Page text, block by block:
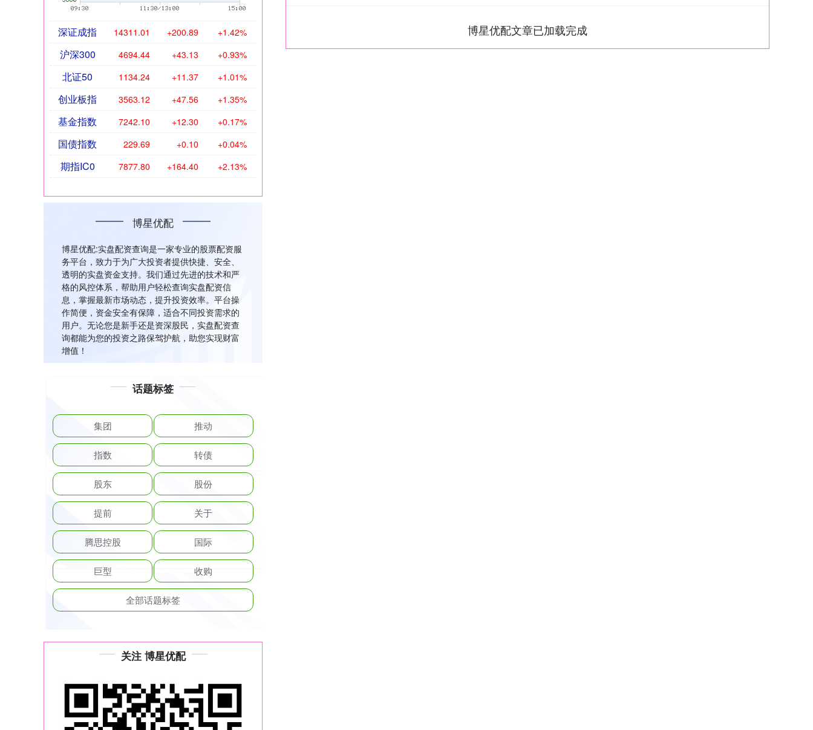
博星优配文章已加载完成
深证成指 14311.01 +200.89 +1.42%
沪深300 4694.44 +43.13 +0.93%
北证50 1134.24 +11.37 +1.01%
创业板指 3563.12 +47.56 +1.35%
基金指数 7242.10 +12.30 +0.17%
国债指数 229.69 +0.10 +0.04%
期指IC0 7877.80 +164.40 +2.13%
博星优配
博星优配:实盘配资查询是一家专业的股票配资服
务平台，致力于为广大投资者提供快捷、安全、
透明的实盘资金支持。我们通过先进的技术和严
格的风控体系，帮助用户轻松查询实盘配资信
息，掌握最新市场动态，提升投资效率。平台操
作简便，资金安全有保障，适合不同投资需求的
用户。无论您是新手还是资深股民，实盘配资查
询都能为您的投资之路保驾护航，助您实现财富
增值！
话题标签
集团 推动
指数 转债
股东 股份
提前 关于
腾思控股 国际
巨型 收购
全部话题标签
关注 博星优配